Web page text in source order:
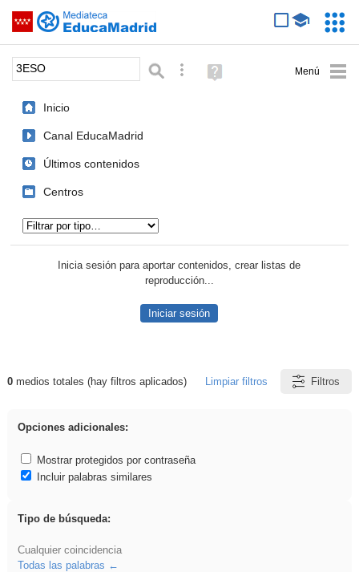
Saltar navegación
Palabra o frase: Búsqueda avanzada
Ayuda
(en
Inicio
Canal EducaMadrid
Últimos contenidos
Centros
Inicia sesión para aportar contenidos, crear listas de
reproducción...
Iniciar sesión
Resultados de: 3ESO
0medios totales (hay filtros aplicados) Limpiar filtros Filtros
Opciones adicionales:
Mostrar protegidos por contraseña
Incluir palabras similares
Tipo de búsqueda:
Cualquier coincidencia
Todas las palabras